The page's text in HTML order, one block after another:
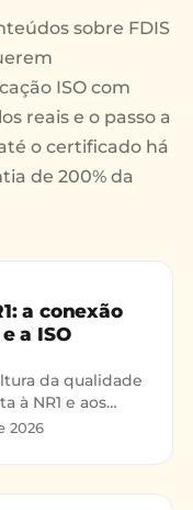
sobre FDIS
ISO com
reais e o passo a
o certificado há
de 200% da
a conexão
a ISO
da qualidade
à NR1 e aos
ISO 10018 e
2026